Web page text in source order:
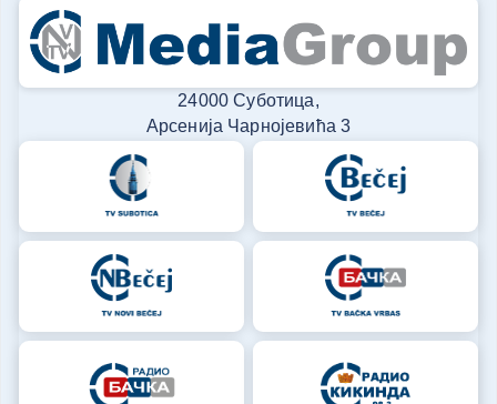
24000 Суботица,
Арсенија Чарнојевића 3